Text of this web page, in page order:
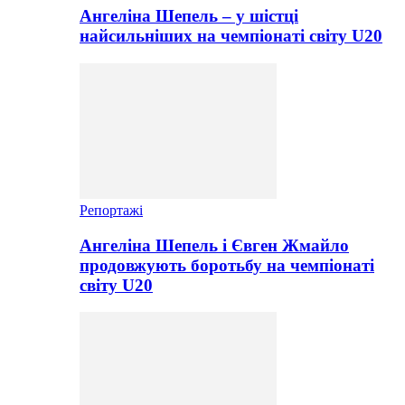
Ангеліна Шепель – у шістці
найсильніших на чемпіонаті світу U20
Репортажі
Ангеліна Шепель і Євген Жмайло
продовжують боротьбу на чемпіонаті
світу U20